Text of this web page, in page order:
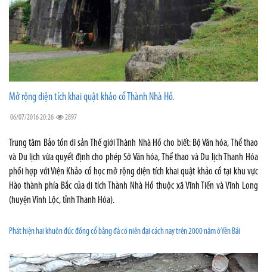
Mở rộng diện tích khai quật khảo cổ Thành Nhà Hồ.
06/07/2016 20:26 2897
Trung tâm Bảo tồn di sản Thế giới Thành Nhà Hồ cho biết: Bộ Văn hóa, Thể thao
và Du lịch vừa quyết định cho phép Sở Văn hóa, Thể thao và Du lịch Thanh Hóa
phối hợp với Viện Khảo cổ học mở rộng diện tích khai quật khảo cổ tại khu vực
Hào thành phía Bắc của di tích Thành Nhà Hồ thuộc xã Vĩnh Tiến và Vĩnh Long
(huyện Vĩnh Lộc, tỉnh Thanh Hóa).
Phát hiện hai khuôn đúc đồng cổ bằng đá có niên đại cách nay trên 2000 năm ở Yên Bái